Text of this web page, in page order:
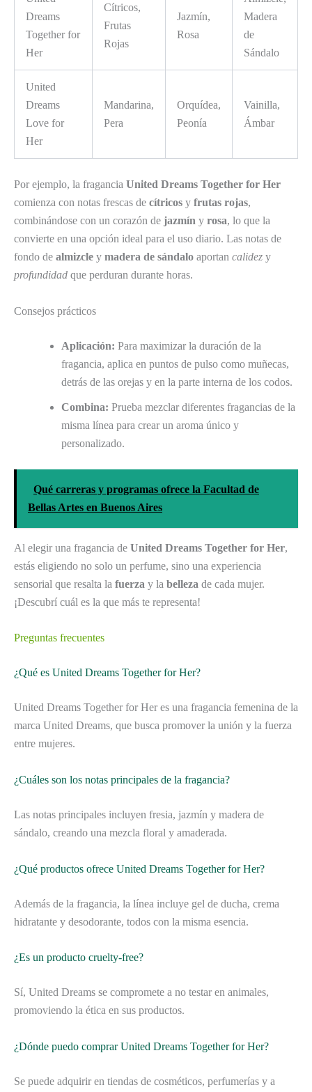
Dreams
Together for
Her
Cítricos,
Frutas
Rojas
Jazmín,
Rosa
Madera
de
Sándalo
United
Dreams
Love for
Her
Mandarina,
Pera
Orquídea,
Peonía
Vainilla,
Ámbar
Por ejemplo, la fragancia United Dreams Together for Her
comienza con notas frescas de cítricos y frutas rojas,
combinándose con un corazón de jazmín y rosa, lo que la
convierte en una opción ideal para el uso diario. Las notas de
fondo de almizcle y madera de sándalo aportan calidez y
profundidad que perduran durante horas.
Consejos prácticos
Aplicación: Para maximizar la duración de la
fragancia, aplica en puntos de pulso como muñecas,
detrás de las orejas y en la parte interna de los codos.
Combina: Prueba mezclar diferentes fragancias de la
misma línea para crear un aroma único y
personalizado.
Qué carreras y programas ofrece la Facultad de
Bellas Artes en Buenos Aires
Al elegir una fragancia de United Dreams Together for Her,
estás eligiendo no solo un perfume, sino una experiencia
sensorial que resalta la fuerza y la belleza de cada mujer.
¡Descubrí cuál es la que más te representa!
Preguntas frecuentes
¿Qué es United Dreams Together for Her?
United Dreams Together for Her es una fragancia femenina de la
marca United Dreams, que busca promover la unión y la fuerza
entre mujeres.
¿Cuáles son los notas principales de la fragancia?
Las notas principales incluyen fresia, jazmín y madera de
sándalo, creando una mezcla floral y amaderada.
¿Qué productos ofrece United Dreams Together for Her?
Además de la fragancia, la línea incluye gel de ducha, crema
hidratante y desodorante, todos con la misma esencia.
¿Es un producto cruelty-free?
Sí, United Dreams se compromete a no testar en animales,
promoviendo la ética en sus productos.
¿Dónde puedo comprar United Dreams Together for Her?
Se puede adquirir en tiendas de cosméticos, perfumerías y a